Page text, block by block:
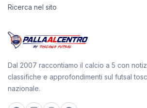
Ricerca nel sito
Dal 2007 raccontiamo il calcio a 5 con
classifiche e approfondimenti sul futsal
nazionale.